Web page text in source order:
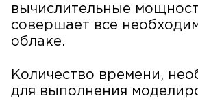
вычислительные
совершает все
облаке.
Количество времени,
для выполнения